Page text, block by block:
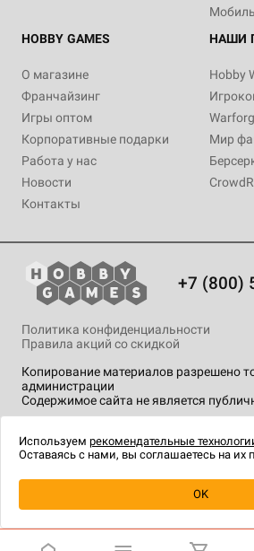
Уведомить о
HOBBY GAMES
О магазине
Франчайзинг
Игры оптом
Корпоративные подарки
Работа у нас
Новости
Контакты
НАШИ
Hobby
Мир
+7 (800)
Копирование материалов разрешено
администрации
Содержимое сайта не является
Политика конфиденциальности
Правила акций со скидкой
технологии.
Используем рекомендательные
Оставаясь с нами, вы соглашаетесь на их
OK